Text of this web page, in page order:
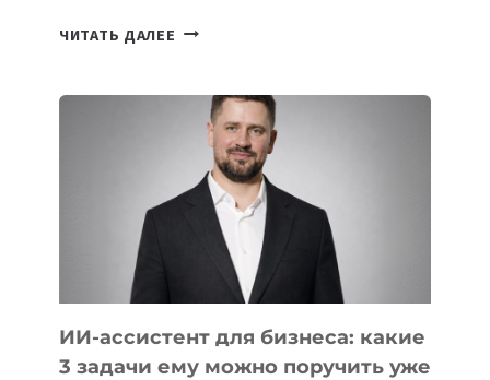
ЧИТАТЬ ДАЛЕЕ 10
КОМПАНИЯХ
ЦЕНТРАЛЬНОЙ
АЗИИ
КАВКАЗА
ИИ-ассистент для бизнеса: какие
3 задачи ему можно поручить уже